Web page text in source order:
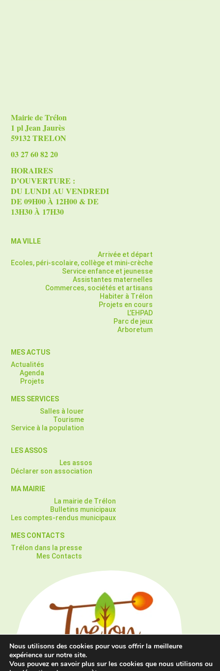
Mairie de Trélon
1 pl Jean Jaurès
59132 TRELON
03 27 60 82 20
HORAIRES
D’OUVERTURE :
DU LUNDI AU VENDREDI
DE 09H00 À 12H00 & DE
13H30 À 17H30
MA VILLE
Arrivée et départ
Ecoles, péri-scolaire, collège et mini-crèche
Service enfance et jeunesse
Assistantes maternelles
Commerces, sociétés et artisans
Habiter à Trélon
Projets en cours
L’EHPAD
Parc de jeux
Arboretum
MES ACTUS
Actualités
Agenda
Projets
MES SERVICES
Salles à louer
Tourisme
Service à la population
LES ASSOS
Les assos
Déclarer son association
MA MAIRIE
La mairie de Trélon
Bulletins municipaux
Les comptes-rendus municipaux
MES CONTACTS
Trélon dans la presse
Mes Contacts
Nous utilisons des cookies pour vous offrir la meilleure
expérience sur notre site.
Vous pouvez en savoir plus sur les cookies que nous utilisons ou